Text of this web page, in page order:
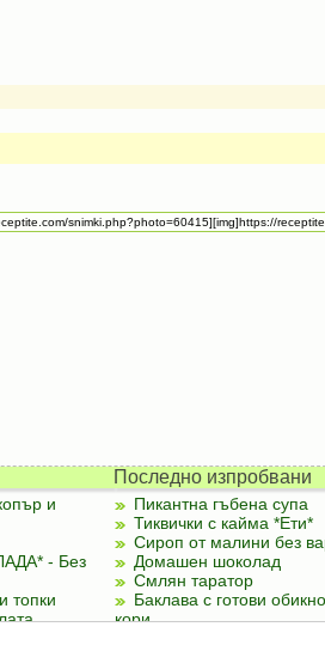
и
- Без
топки
Последно изпробвани
Пикантна гъбена супа
Тиквички с кайма *Ети*
Сироп от малини без
Домашен шоколад
Смлян таратор
Баклава с готови
кори